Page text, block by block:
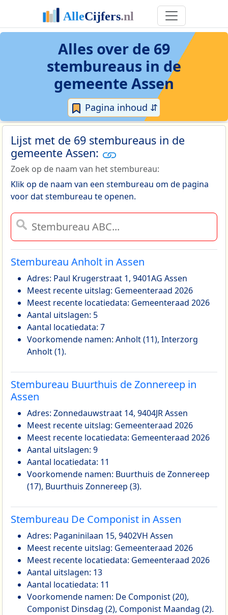
Alles over de 69
stembureaus in de
gemeente Assen
Pagina inhoud ⇵
Lijst met de 69 stembureaus in de
gemeente Assen:
Zoek op de naam van het stembureau:
Klik op de naam van een stembureau om de pagina
voor dat stembureau te openen.
Stembureau Anholt in Assen
Adres: Paul Krugerstraat 1, 9401AG Assen
Meest recente uitslag: Gemeenteraad 2026
Meest recente locatiedata: Gemeenteraad 2026
Aantal uitslagen: 5
Aantal locatiedata: 7
Voorkomende namen: Anholt (11), Interzorg
Anholt (1).
Stembureau Buurthuis de Zonnereep in
Assen
Adres: Zonnedauwstraat 14, 9404JR Assen
Meest recente uitslag: Gemeenteraad 2026
Meest recente locatiedata: Gemeenteraad 2026
Aantal uitslagen: 9
Aantal locatiedata: 11
Voorkomende namen: Buurthuis de Zonnereep
(17), Buurthuis Zonnereep (3).
Stembureau De Componist in Assen
Adres: Paganinilaan 15, 9402VH Assen
Meest recente uitslag: Gemeenteraad 2026
Meest recente locatiedata: Gemeenteraad 2026
Aantal uitslagen: 13
Aantal locatiedata: 11
Voorkomende namen: De Componist (20),
Componist Dinsdag (2), Componist Maandag (2).